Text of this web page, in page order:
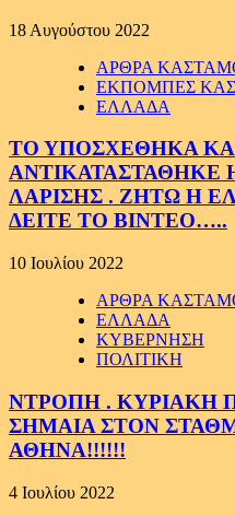
18 Αυγούστου 2022
ΑΡΘΡΑ
ΕΚΠΟΜΠΕΣ
ΕΛΛΑΔΑ
ΤΟ ΥΠΟΣΧΕΘΗΚΑ
ΑΝΤΙΚΑΤΑΣΤΑΘΗΚΕ
ΛΑΡΙΣΗΣ . ΖΗΤΩ Η
ΔΕΙΤΕ ΤΟ ΒΙΝΤΕΟ…..
10 Ιουλίου 2022
ΑΡΘΡΑ
ΕΛΛΑΔΑ
ΚΥΒΕΡΝΗΣΗ
ΠΟΛΙΤΙΚΗ
ΝΤΡΟΠΗ . ΚΥΡΙΑΚΗ
ΣΗΜΑΙΑ ΣΤΟΝ
ΑΘΗΝΑ!!!!!!
4 Ιουλίου 2022